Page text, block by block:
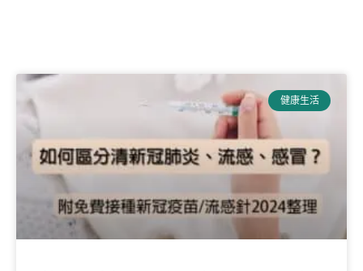
健康生活